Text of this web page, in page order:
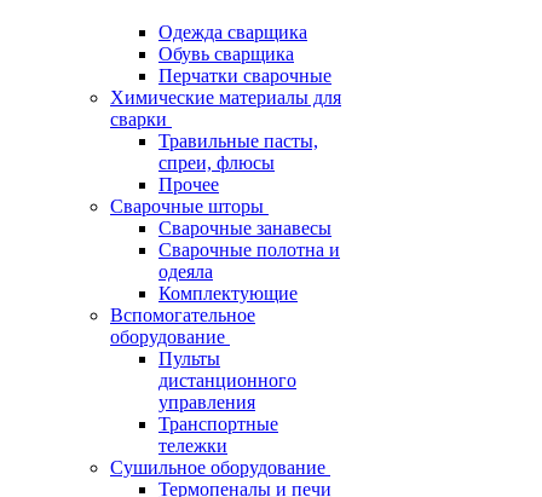
Одежда сварщика
Обувь сварщика
Перчатки сварочные
Химические материалы для
сварки
Травильные пасты,
спреи, флюсы
Прочее
Сварочные шторы
Сварочные занавесы
Сварочные полотна и
одеяла
Комплектующие
Вспомогательное
оборудование
Пульты
дистанционного
управления
Транспортные
тележки
Сушильное оборудование
Термопеналы и печи